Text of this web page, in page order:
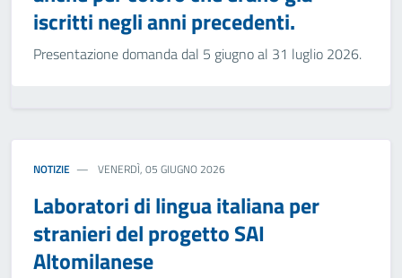
iscritti negli anni precedenti.
Presentazione domanda dal 5 giugno al 31 luglio 2026.
NOTIZIE VENERDÌ, 05 GIUGNO 2026
Laboratori di lingua italiana per
stranieri del progetto SAI
Altomilanese